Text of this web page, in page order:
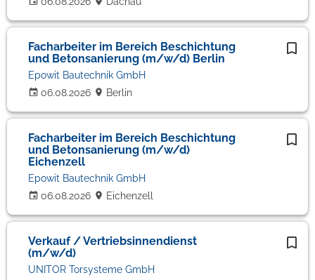
Facharbeiter im Bereich Beschichtung
und Betonsanierung (m/w/d) Berlin
06.08.2026
Epowit Bautechnik GmbH
Berlin
Facharbeiter im Bereich Beschichtung
und Betonsanierung (m/w/d)
Eichenzell
06.08.2026
Epowit Bautechnik GmbH
Eichenzell
Verkauf / Vertriebsinnendienst
(m/w/d)
UNITOR Torsysteme GmbH